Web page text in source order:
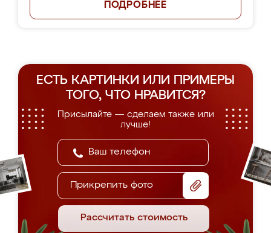
ПОДРОБНЕЕ
ЕСТЬ КАРТИНКИ ИЛИ ПРИМЕРЫ
ТОГО, ЧТО НРАВИТСЯ?
Присылайте — сделаем также или
лучше!
Прикрепить фото
Рассчитать стоимость